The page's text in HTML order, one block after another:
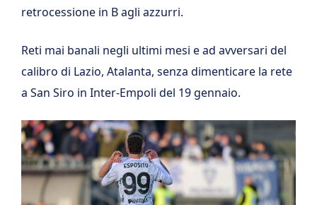
retrocessione in B agli azzurri.
Reti mai banali negli ultimi mesi e ad avversari del
calibro di Lazio, Atalanta, senza dimenticare la rete
a San Siro in Inter-Empoli del 19 gennaio.